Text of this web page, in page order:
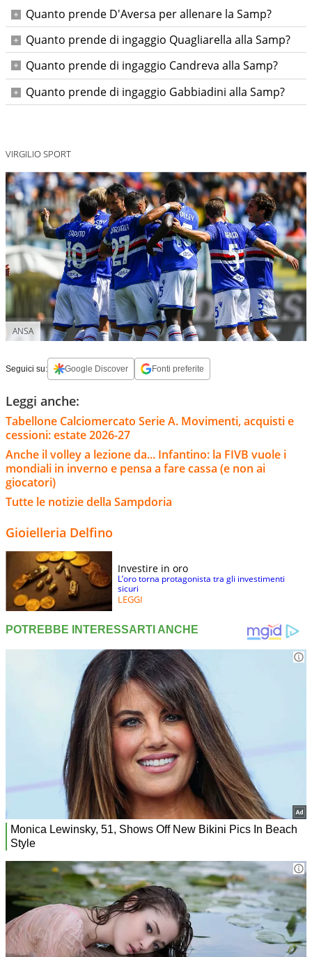
Quanto prende D'Aversa per allenare la Samp?
700mila €
Quanto prende di ingaggio Quagliarella alla Samp?
1,2milioni €
Quanto prende di ingaggio Candreva alla Samp?
1,3milioni €
Quanto prende di ingaggio Gabbiadini alla Samp?
VIRGILIO SPORT
ANSA
Seguici su: Google Discover Fonti preferite
Leggi anche:
Tabellone Calciomercato Serie A. Movimenti, acquisti e
cessioni: estate 2026-27
Anche il volley a lezione da... Infantino: la FIVB vuole i
mondiali in inverno e pensa a fare cassa (e non ai
giocatori)
Tutte le notizie della Sampdoria
Gioielleria Delfino
Investire in oro
L’oro torna protagonista tra gli investimenti
sicuri
LEGGI